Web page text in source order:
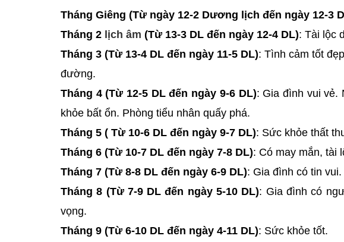
Tháng Giêng (Từ ngày 12-2 Dương lịch đến ngày 12-3
Tháng 2 lịch âm (Từ 13-3 DL đến ngày 12-4 DL): Tài lộc
Tháng 3 (Từ 13-4 DL đến ngày 11-5 DL): Tình cảm tốt
đường.
Tháng 4 (Từ 12-5 DL đến ngày 9-6 DL): Gia đình vui vẻ.
khỏe bất ổn. Phòng tiểu nhân quấy phá.
Tháng 5 ( Từ 10-6 DL đến ngày 9-7 DL): Sức khỏe thất
Tháng 6 (Từ 10-7 DL đến ngày 7-8 DL): Có may mắn, tài
Tháng 7 (Từ 8-8 DL đến ngày 6-9 DL): Gia đình có tin vui.
Tháng 8 (Từ 7-9 DL đến ngày 5-10 DL): Gia đình có
vọng.
Tháng 9 (Từ 6-10 DL đến ngày 4-11 DL): Sức khỏe tốt.